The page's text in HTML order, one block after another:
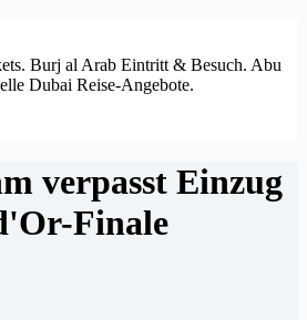
Burj al Arab Eintritt & Besuch. Abu
Dubai Reise-Angebote.
verpasst Einzug
Finale